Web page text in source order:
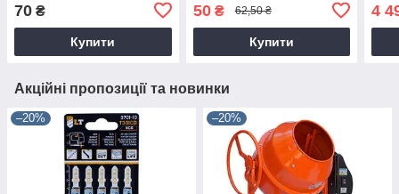
70 ₴
Купити
50₴ 62,50 ₴
Купити
4
Акційні пропозиції та новинки
–20% –20%